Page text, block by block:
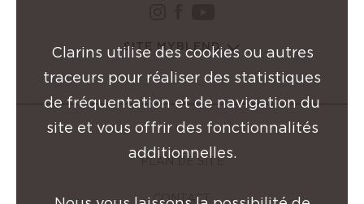
SITE MYBLEND
PLAN DE SITE
CONTACT
Clarins utilise des cookies ou autres
traceurs pour réaliser des statistiques
de fréquentation et de navigation du
site et vous offrir des fonctionnalités
additionnelles.